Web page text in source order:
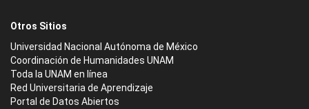
Otros Sitios
Universidad Nacional Autónoma de México
Coordinación de Humanidades UNAM
Toda la UNAM en línea
Red Universitaria de Aprendizaje
Portal de Datos Abiertos